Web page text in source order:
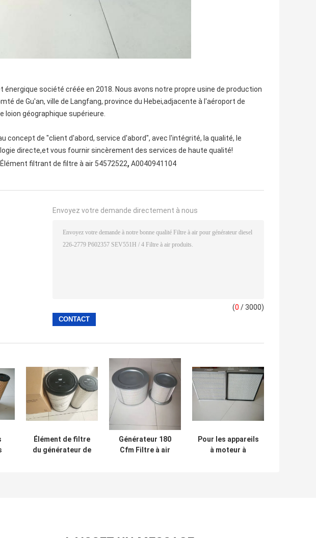
énergique société créée en 2018. Nous avons notre propre usine de production
de Gu'an, ville de Langfang, province du Hebei,adjacente à l'aéroport de
loion géographique supérieure.
concept de "client d'abord, service d'abord", avec l'intégrité, la qualité, le
directe,et vous fournir sincèrement des services de haute qualité!
Élément filtrant de filtre à air 54572522, A0040941104
Envoyez votre demande directement à nous
(0 / 3000)
Élément de filtre
du générateur de
Générateur 180
Cfm Filtre à air
Pour les appareils
à moteur à